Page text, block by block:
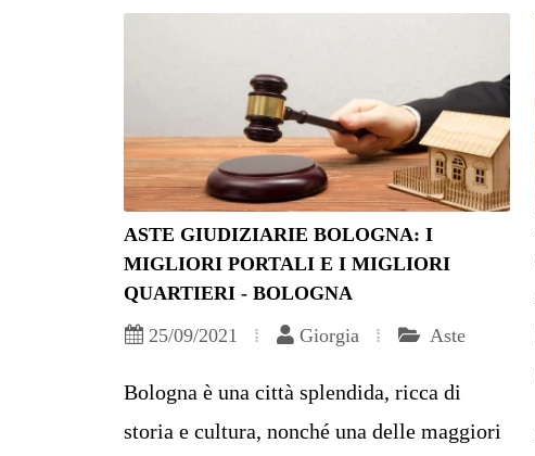
ASTE GIUDIZIARIE BOLOGNA: I
MIGLIORI PORTALI E I MIGLIORI
QUARTIERI - BOLOGNA
25/09/2021
Giorgia Aste
Bologna è una città splendida, ricca di
storia e cultura, nonché una delle maggiori